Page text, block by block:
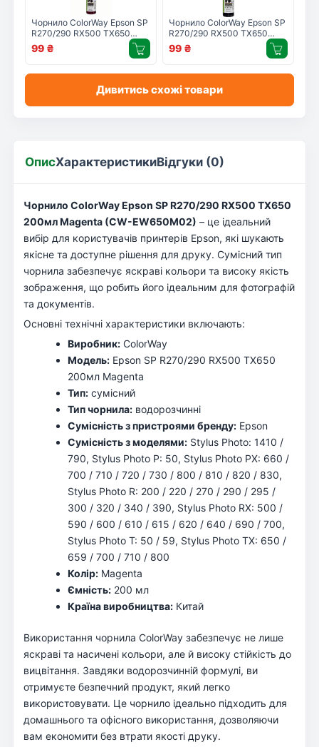
Чорнило ColorWay Epson SP
R270/290 RX500 TX650
LMag (CW-EW650LM01)
99 ₴
Чорнило ColorWay Epson SP
R270/290 RX500 TX650
LCyan (CW-EW650LC01)
99 ₴
Дивитись схожі товари
ОписХарактеристикиВідгуки (0)
Чорнило ColorWay Epson SP R270/290 RX500 TX650
200мл Magenta (CW-EW650M02) – це ідеальний
вибір для користувачів принтерів Epson, які шукають
якісне та доступне рішення для друку. Сумісний тип
чорнила забезпечує яскраві кольори та високу якість
зображення, що робить його ідеальним для фотографій
та документів.
Основні технічні характеристики включають:
Виробник: ColorWay
Модель: Epson SP R270/290 RX500 TX650
200мл Magenta
Тип: сумісний
Тип чорнила: водорозчинні
Сумісність з пристроями бренду: Epson
Сумісність з моделями: Stylus Photo: 1410 /
790, Stylus Photo P: 50, Stylus Photo PX: 660 /
700 / 710 / 720 / 730 / 800 / 810 / 820 / 830,
Stylus Photo R: 200 / 220 / 270 / 290 / 295 /
300 / 320 / 340 / 390, Stylus Photo RX: 500 /
590 / 600 / 610 / 615 / 620 / 640 / 690 / 700,
Stylus Photo T: 50 / 59, Stylus Photo TX: 650 /
659 / 700 / 710 / 800
Колір: Magenta
Ємність: 200 мл
Країна виробництва: Китай
Використання чорнила ColorWay забезпечує не лише
яскраві та насичені кольори, але й високу стійкість до
вицвітання. Завдяки водорозчинній формулі, ви
отримуєте безпечний продукт, який легко
використовувати. Це чорнило ідеально підходить для
домашнього та офісного використання, дозволяючи
вам економити без втрати якості друку.